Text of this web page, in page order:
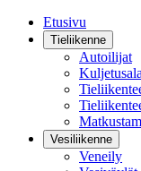
Etusivu
Tieliikenne
Autoilijat
Kuljetusala
Vesiliikenne
Veneily